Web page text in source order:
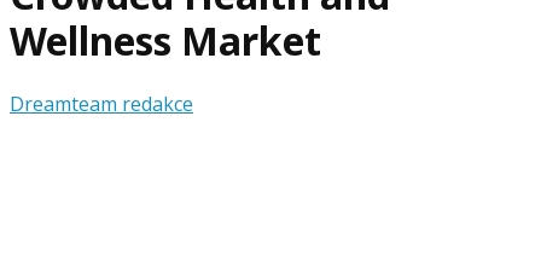
Wellness Market
Dreamteam redakce